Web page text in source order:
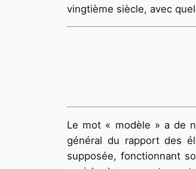
vingtième siècle, avec
Le mot « modèle » a de
général du rapport des
supposée, fonctionnant